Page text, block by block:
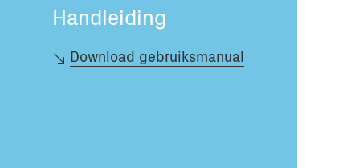
Handleiding
Download gebruiksmanual